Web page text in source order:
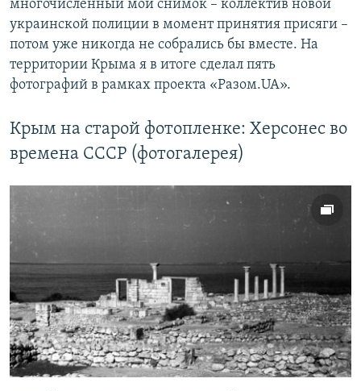
многочисленный мой снимок – коллектив новой
украинской полиции в момент принятия присяги –
потом уже никогда не собрались бы вместе. На
территории Крыма я в итоге сделал пять
фотографий в рамках проекта «Разом.UA».
Крым на старой фотопленке: Херсонес во
времена СССР (фотогалерея)